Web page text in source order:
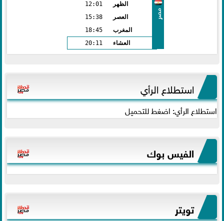
مصر
الظهر
12:01
العصر
15:38
المغرب
18:45
العشاء
20:11
استطلاع الرأي
استطلاع الرأي: اضغط للتحميل
الفيس بوك
تويتر